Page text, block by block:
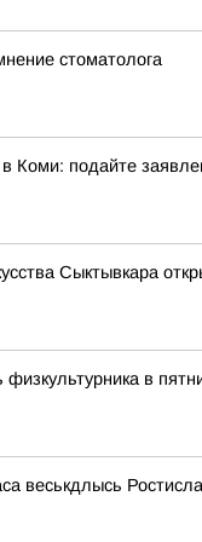
стоматолога
Коми: подайте
Сыктывкара
в
веськдлысь